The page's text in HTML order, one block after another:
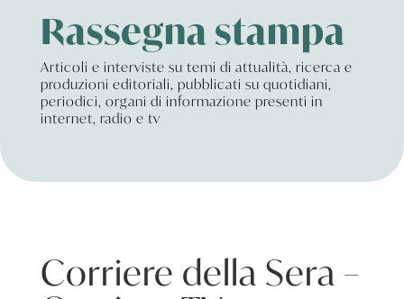
Rassegna stampa
Articoli e interviste su temi di attualità, ricerca e
produzioni editoriali, pubblicati su quotidiani,
periodici, organi di informazione presenti in
internet, radio e tv
Corriere della Sera –